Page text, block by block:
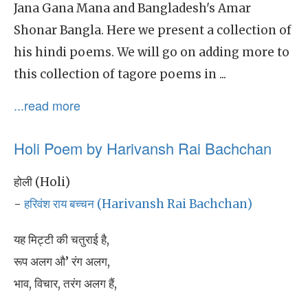
Jana Gana Mana and Bangladesh's Amar
Shonar Bangla. Here we present a collection of
his hindi poems. We will go on adding more to
this collection of tagore poems in ...
...read more
Holi Poem by Harivansh Rai Bachchan
होली (Holi)
-हरिवंश राय बच्चन (Harivansh Rai Bachchan)
यह मिट्टी की चतुराई है,
रूप अलग औ’ रंग अलग,
भाव, विचार, तरंग अलग हैं,